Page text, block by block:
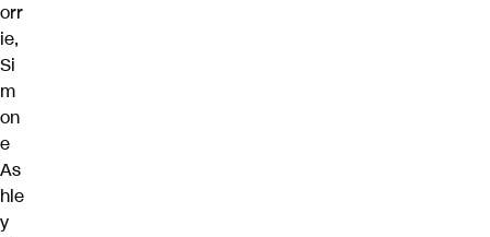
orr
ie,
Si
m
on
e
As
hle
y